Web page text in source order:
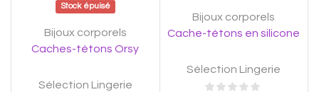
Stock épuisé
Bijoux corporels
Caches-tétons Orsy
Sélection Lingerie
Bijoux corporels
Cache-tétons en silicone
Sélection Lingerie